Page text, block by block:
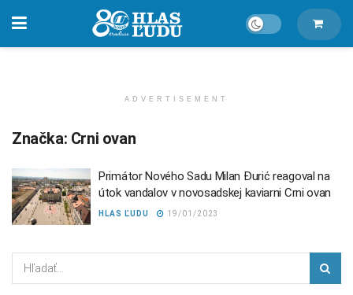
ADVERTISEMENT
Značka: Crni ovan
Primátor Nového Sadu Milan Đurić reagoval na
útok vandalov v novosadskej kaviarni Crni ovan
HLAS ĽUDU 19/01/2023